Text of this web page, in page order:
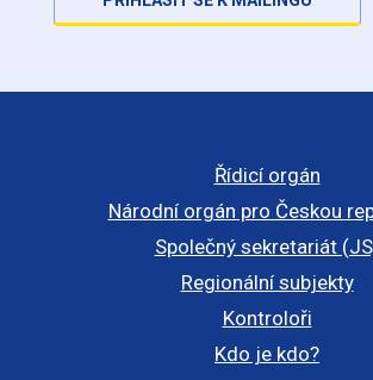
Řídicí orgán
Národní orgán pro Českou
Společný sekretariát
Regionální subjekty
Kontroloři
Kdo je kdo?